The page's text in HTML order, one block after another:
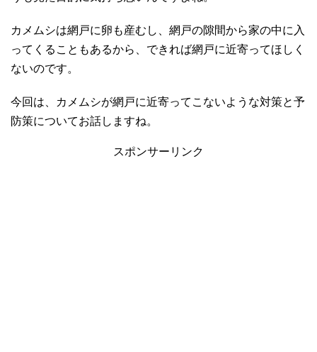
カメムシは網戸に卵も産むし、網戸の隙間から家の中に入
ってくることもあるから、できれば網戸に近寄ってほしく
ないのです。
今回は、カメムシが網戸に近寄ってこないような対策と予
防策についてお話しますね。
スポンサーリンク